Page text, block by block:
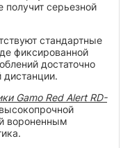
серьезной
стандартные
фиксированной
достаточно
дистанции.
Gamo Red Alert RD-
вороненным